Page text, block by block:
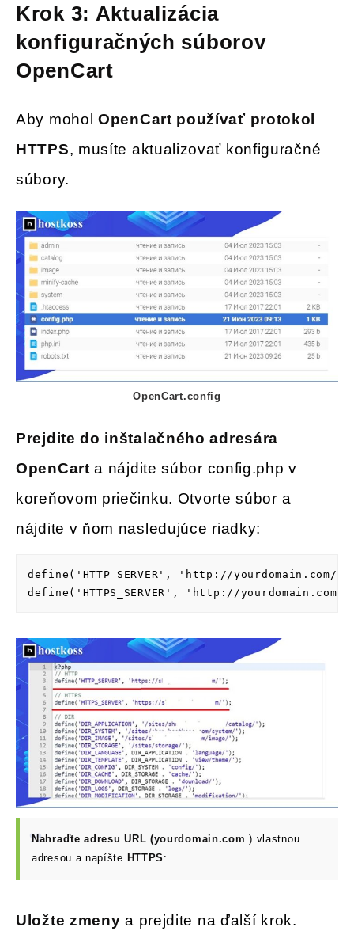
Krok 3: Aktualizácia
konfiguračných súborov
OpenCart
Aby mohol OpenCart používať protokol
HTTPS, musíte aktualizovať konfiguračné
súbory.
OpenCart.config
Prejdite do inštalačného adresára
OpenCarta nájdite súbor config.php v
koreňovom priečinku. Otvorte súbor a
nájdite v ňom nasledujúce riadky:
define('HTTP_SERVER', 'http://yourdomain.com/
define('HTTPS_SERVER', 'http://
Nahraďte adresu URL (yourdomain.com ) vlastnou
adresou a napíšte HTTPS :
Uložte zmeny a prejdite na ďalší krok.